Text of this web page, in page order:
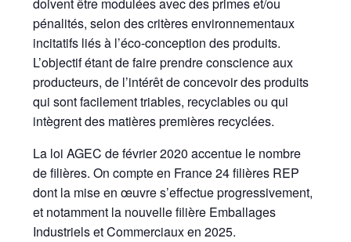
pénalités, selon des critères environnementaux
incitatifs liés à l’éco-conception des produits.
L’objectif étant de faire prendre conscience aux
producteurs, de l’intérêt de concevoir des produits
qui sont facilement triables, recyclables ou qui
intègrent des matières premières recyclées.
La loi AGEC de février 2020 accentue le nombre
de filières. On compte en France 24 filières REP
dont la mise en œuvre s’effectue progressivement,
et notamment la nouvelle filière Emballages
Industriels et Commerciaux en 2025.